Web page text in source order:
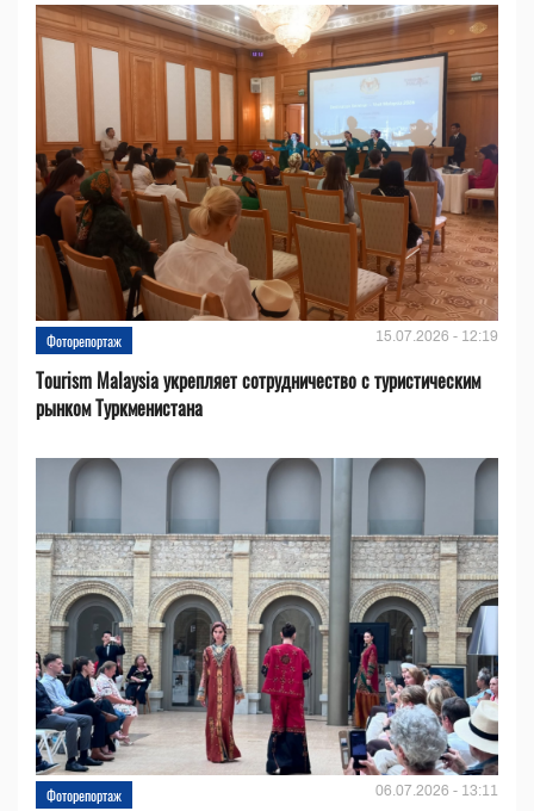
Фоторепортаж 15.07.2026 - 12:19
Tourism Malaysia укрепляет сотрудничество с туристическим
рынком Туркменистана
Фоторепортаж 06.07.2026 - 13:11